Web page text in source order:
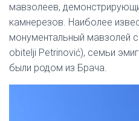
мавзолеев,
камнерезов. Наиболее
монументальный мавзолей
obitelji Petrinović), семьи
были родом из Брача.